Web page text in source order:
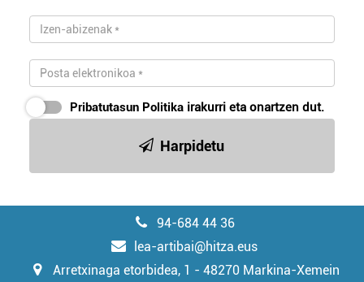
Pribatutasun Politika irakurri eta onartzen dut.
Harpidetu
94-684 44 36
lea-artibai@hitza.eus
Arretxinaga etorbidea, 1 - 48270 Markina-Xemein